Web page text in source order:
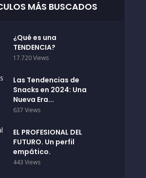
MÁS BUSCADOS
¿Qué es una
TENDENCIA?
17.720 Views
Las Tendencias de
Snacks en 2024: Una
Nueva Era...
637 Views
EL PROFESIONAL DEL
FUTURO. Un perfil
empático.
443 Views